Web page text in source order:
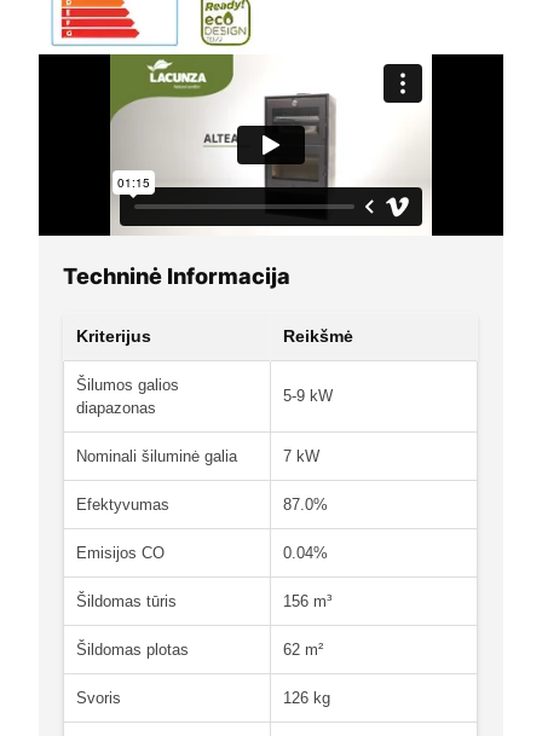
Techninė Informacija
Kriterijus Reikšmė
Šilumos galios
diapazonas
5-9 kW
Nominali šiluminė galia 7 kW
Efektyvumas 87.0%
Emisijos CO 0.04%
Šildomas tūris 156 m³
Šildomas plotas 62 m²
Svoris 126 kg